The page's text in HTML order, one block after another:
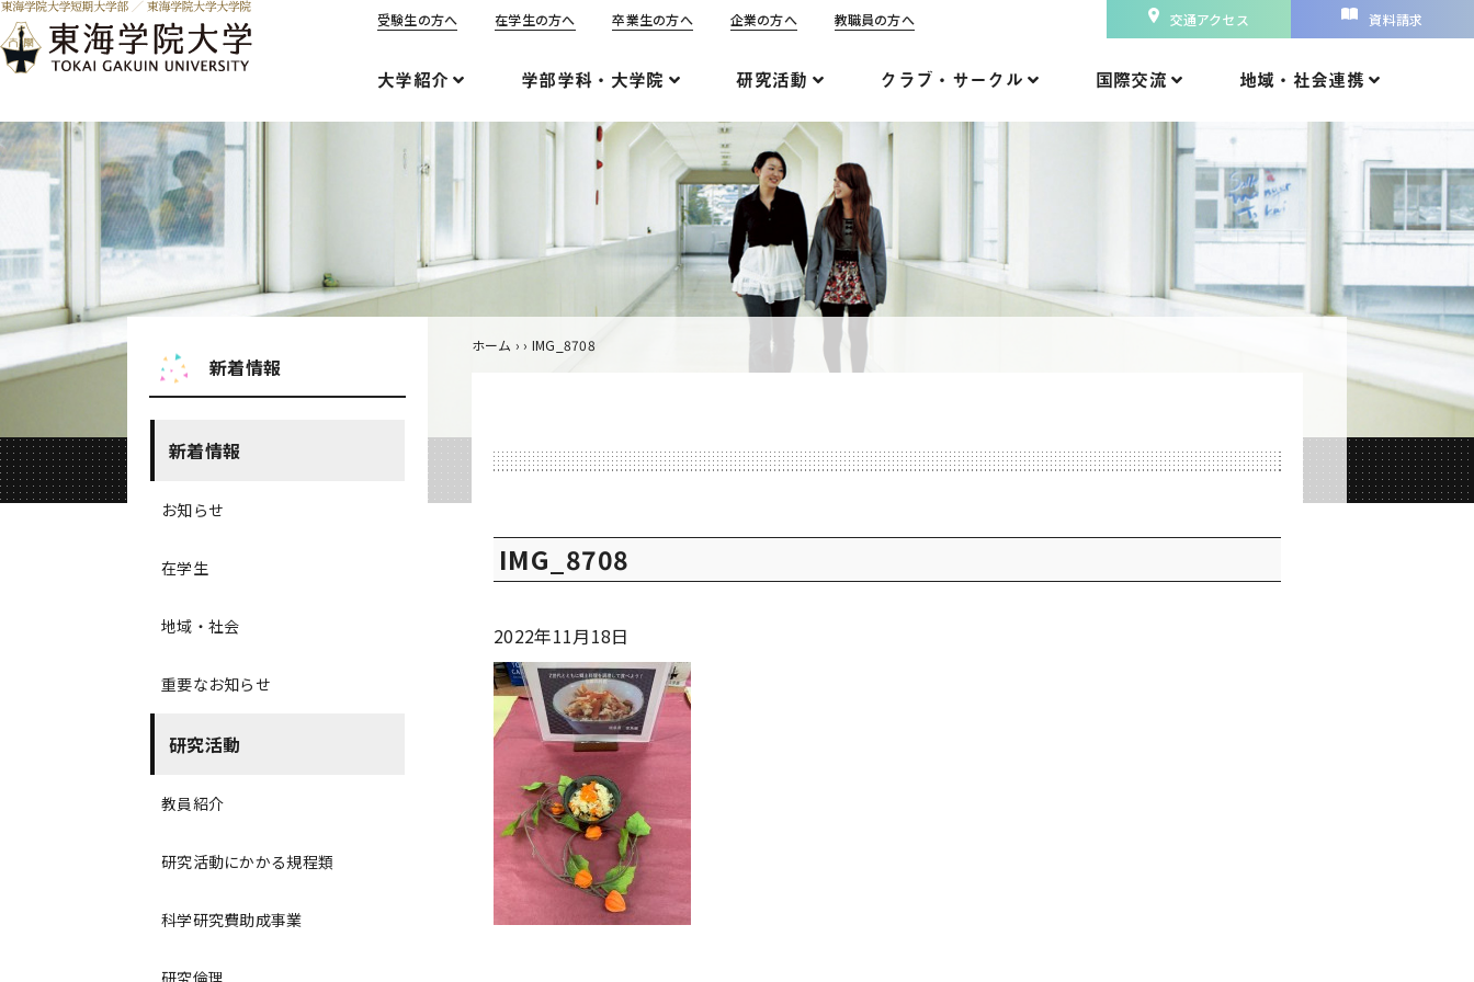
受験生の方へ 在学生の方へ 卒業生の方へ 企業の方へ 教職員の方へ 交通アクセス 資料請求
大学紹介 学部学科・大学院 研究活動 クラブ・サークル 国際交流 地域・社会連携
ホーム ›› IMG_8708
IMG_8708
2022年11月18日
新着情報
新着情報
お知らせ
在学生
地域・社会
重要なお知らせ
研究活動
教員紹介
研究活動にかかる規程類
科学研究費助成事業
研究倫理